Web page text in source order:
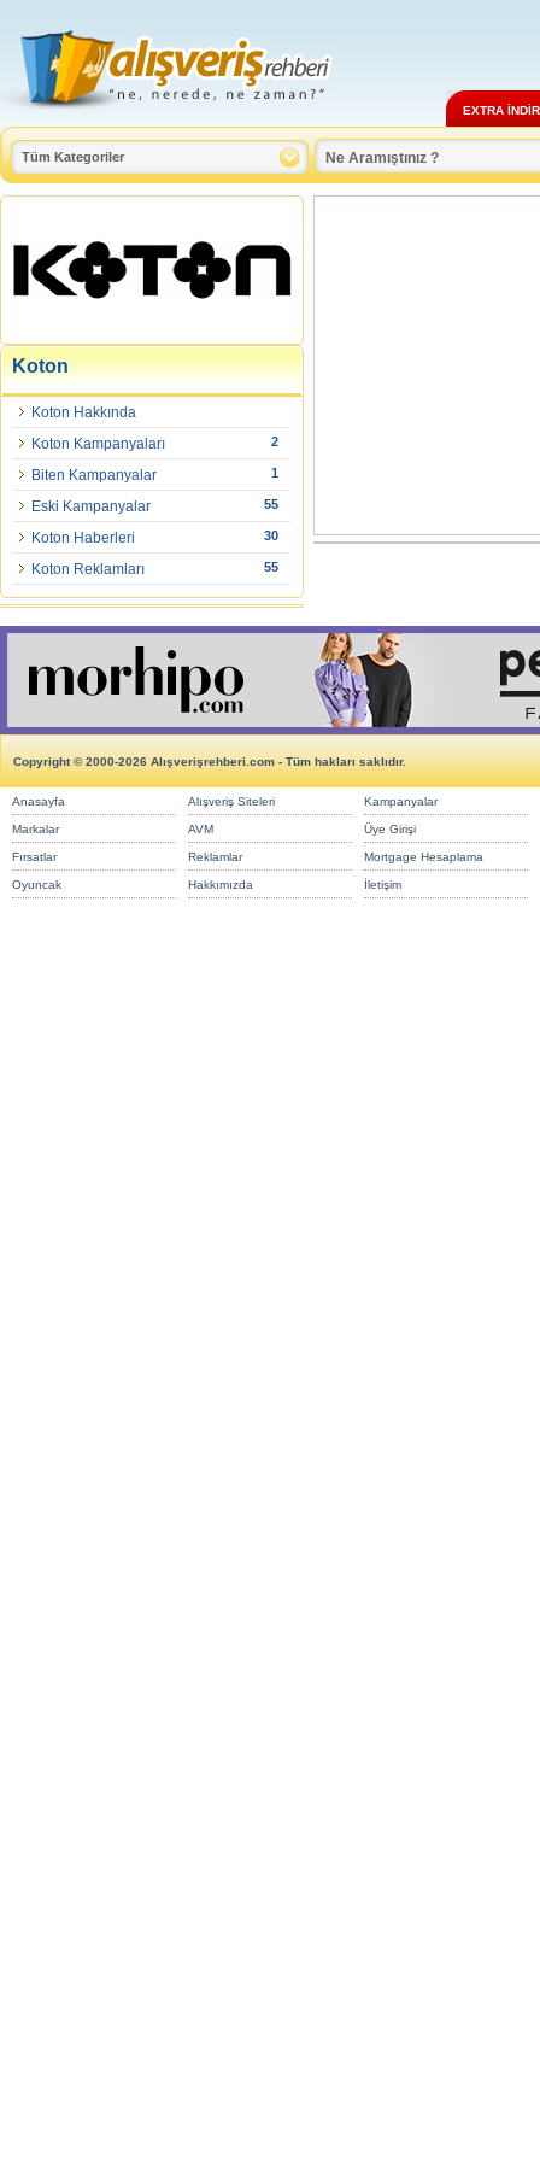
EXTRA
Koton
Koton Hakkında
Koton Kampanyaları
2
Biten Kampanyalar 1
Eski Kampanyalar 55
Koton Haberleri 30
Koton Reklamları 55
Copyright © 2000-2026 Alışverişrehberi.com - Tüm hakları saklıdır.
Anasayfa Alışveriş Siteleri Kampanyalar
Markalar AVM Üye Girişi
Fırsatlar Reklamlar Mortgage Hesaplama
Oyuncak Hakkımızda İletişim